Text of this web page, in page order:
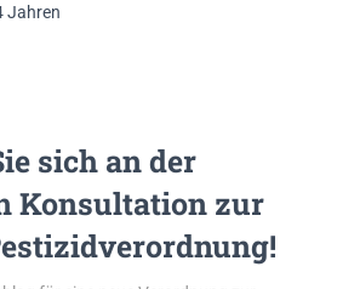
Jahren
sich an der
Konsultation zur